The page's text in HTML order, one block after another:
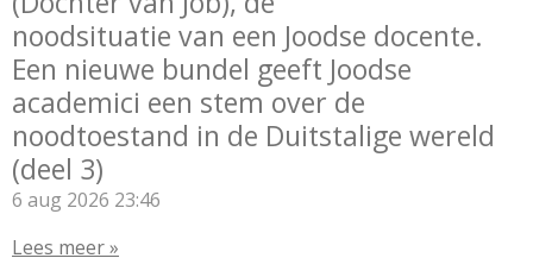
noodsituatie van een Joodse docente.
Een nieuwe bundel geeft Joodse
academici een stem over de
noodtoestand in de Duitstalige wereld
(deel 3)
6 aug 2026 23:46
Lees meer »